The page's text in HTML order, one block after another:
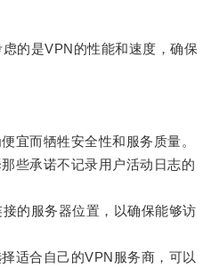
是VPN的性能和速度，确保
而牺牲安全性和服务质量。
承诺不记录用户活动日志的
服务器位置，以确保能够访
合自己的VPN服务商，可以